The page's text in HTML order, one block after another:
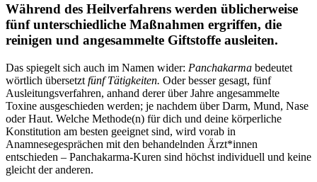
Während des Heilverfahrens werden üblicherweise
fünf unterschiedliche Maßnahmen ergriffen, die
reinigen und angesammelte Giftstoffe ausleiten.
Das spiegelt sich auch im Namen wider: Panchakarma bedeutet
wörtlich übersetzt fünf Tätigkeiten. Oder besser gesagt, fünf
Ausleitungsverfahren, anhand derer über Jahre angesammelte
Toxine ausgeschieden werden; je nachdem über Darm, Mund, Nase
oder Haut. Welche Methode(n) für dich und deine körperliche
Konstitution am besten geeignet sind, wird vorab in
Anamnesegesprächen mit den behandelnden Ärzt*innen
entschieden – Panchakarma-Kuren sind höchst individuell und keine
gleicht der anderen.